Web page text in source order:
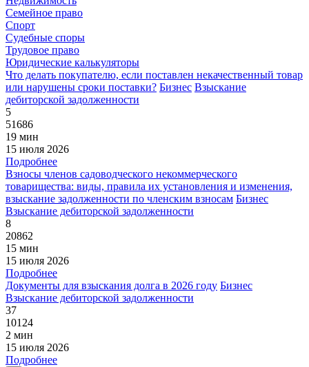
Семейное право
Спорт
Судебные споры
Трудовое право
Юридические калькуляторы
Что делать покупателю, если поставлен некачественный товар
или нарушены сроки поставки? Бизнес Взыскание
дебиторской задолженности
5
51686
19 мин
15 июля 2026
Подробнее
Взносы членов садоводческого некоммерческого
товарищества: виды, правила их установления и изменения,
взыскание задолженности по членским взносам Бизнес
Взыскание дебиторской задолженности
8
20862
15 мин
15 июля 2026
Подробнее
Документы для взыскания долга в 2026 году Бизнес
Взыскание дебиторской задолженности
37
10124
2 мин
15 июля 2026
Подробнее